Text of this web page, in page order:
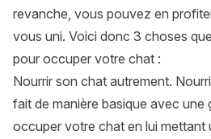
revanche, vous pouvez en
vous uni. Voici donc 3 choses
pour occuper votre chat :
Nourrir son chat autrement.
fait de manière basique avec une
occuper votre chat en lui mettant